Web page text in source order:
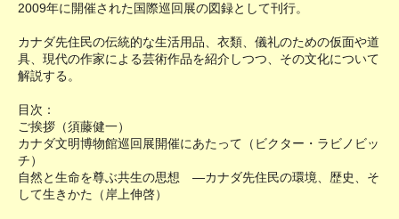
2009年に開催された国際巡回展の図録として刊行。
カナダ先住民の伝統的な生活用品、衣類、儀礼のための仮面や道
具、現代の作家による芸術作品を紹介しつつ、その文化について
解説する。
目次：
ご挨拶（須藤健一）
カナダ文明博物館巡回展開催にあたって（ビクター・ラビノビッ
チ）
自然と生命を尊ぶ共生の思想 ―カナダ先住民の環境、歴史、そ
して生きかた（岸上伸啓）